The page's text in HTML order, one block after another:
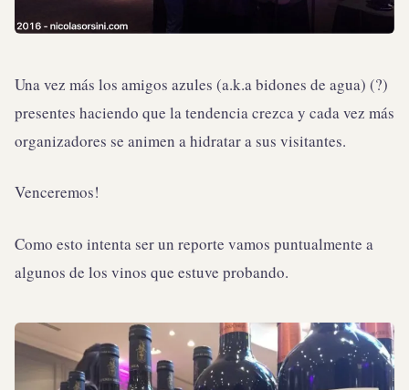
Una vez más los amigos azules (a.k.a bidones de agua) (?)
presentes haciendo que la tendencia crezca y cada vez más
organizadores se animen a hidratar a sus visitantes.
Venceremos!
Como esto intenta ser un reporte vamos puntualmente a
algunos de los vinos que estuve probando.